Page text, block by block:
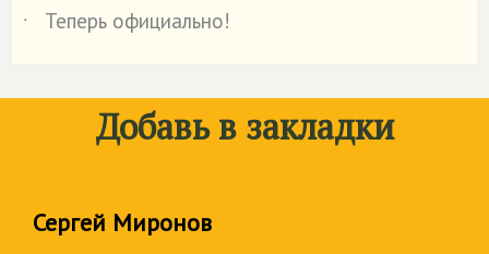
˙
Теперь официально!
Добавь в закладки
Сергей Миронов